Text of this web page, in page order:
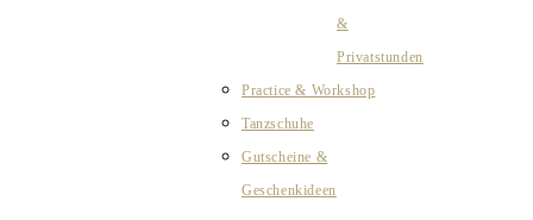
&
Privatstunden
Practice & Workshop
Tanzschuhe
Gutscheine &
Geschenkideen